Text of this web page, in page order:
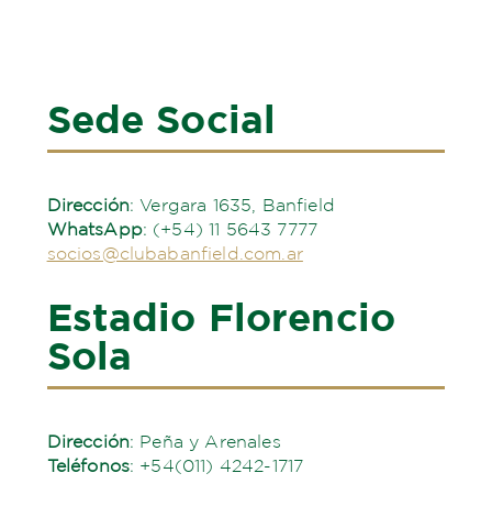
Sede Social
Dirección: Vergara 1635, Banfield
WhatsApp: (+54)11 5643 7777
socios@clubabanfield.com.ar
Estadio Florencio
Sola
Dirección: Peña y Arenales
Teléfonos: +54(011) 4242-1717